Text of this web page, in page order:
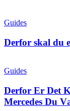
Guides
Derfor skal du
Guides
Derfor Er Det
Mercedes Du